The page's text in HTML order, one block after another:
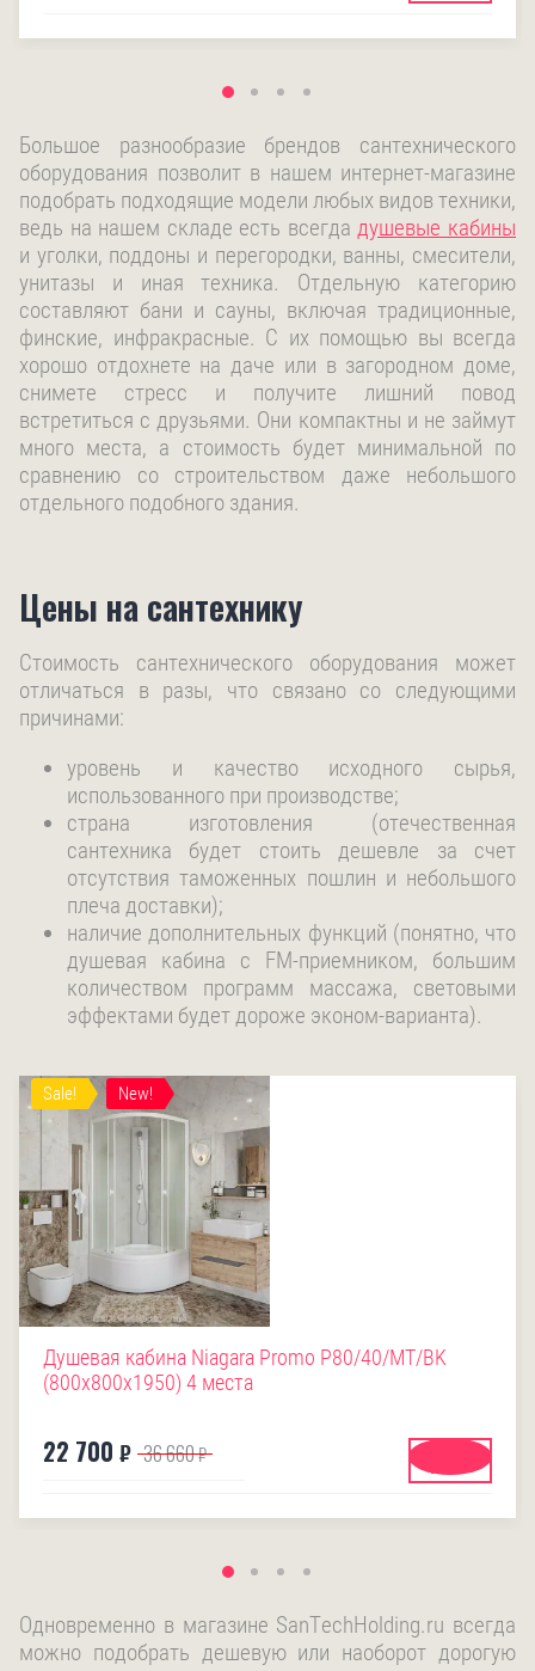
Большое разнообразие брендов сантехнического
оборудования позволит в нашем интернет-магазине
подобрать подходящие модели любых видов техники,
ведь на нашем складе есть всегдадушевые кабины
и уголки, поддоны и перегородки, ванны, смесители,
унитазы и иная техника. Отдельную категорию
составляют бани и сауны, включая традиционные,
финские, инфракрасные. С их помощью вы всегда
хорошо отдохнете на даче или в загородном доме,
снимете стресс и получите лишний повод
встретиться с друзьями. Они компактны и не займут
много места, а стоимость будет минимальной по
сравнению со строительством даже небольшого
отдельного подобного здания.
Цены на сантехнику
Стоимость сантехнического оборудования может
отличаться в разы, что связано со следующими
причинами:
уровень и качество исходного сырья,
использованного при производстве;
страна изготовления (отечественная
сантехника будет стоить дешевле за счет
отсутствия таможенных пошлин и небольшого
плеча доставки);
наличие дополнительных функций (понятно, что
душевая кабина с FM-приемником, большим
количеством программ массажа, световыми
эффектами будет дороже эконом-варианта).
Sale! New!
Душевая кабина Niagara Promo P80/40/MT/BK
(800х800х1950) 4 места
22 700 ₽ 36 660₽ Купить
Одновременно в магазине SanTechHolding.ru всегда
можно подобрать дешевую или наоборот дорогую